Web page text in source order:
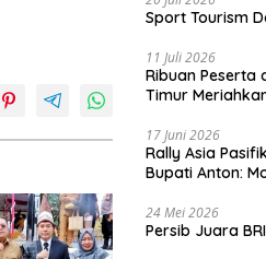
Sport Tourism
11 Juli 2026
Ribuan
Timur
17 Juni 2026
Rally Asia
Bupati Anton:
24 Mei 2026
Persib Juara